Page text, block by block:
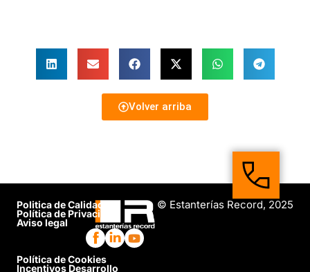
Volver arriba
Politica de Calidad
Política de Privacidad
Aviso legal
Política de Cookies
Incentivos Desarrollo
© Estanterías Record, 2025